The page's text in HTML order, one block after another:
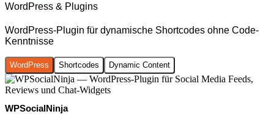
WordPress & Plugins
WordPress-Plugin für dynamische Shortcodes ohne Code-
Kenntnisse
WordPress Shortcodes Dynamic Content
WPSocialNinja